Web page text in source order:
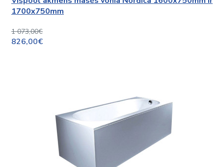
1700x750mm
1 073,00€
826,00€